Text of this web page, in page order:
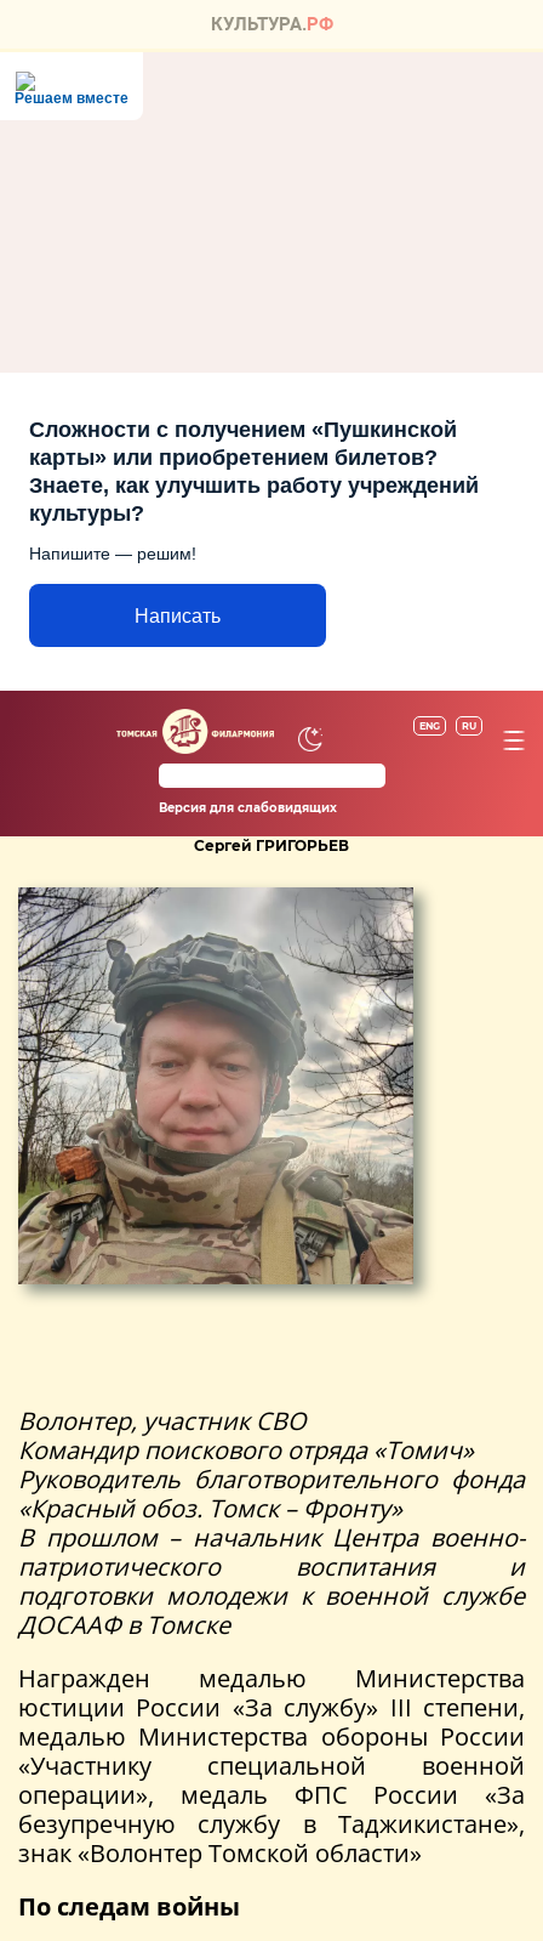
Решаем вместе
Сложности с получением «Пушкинской
карты» или приобретением билетов?
Знаете, как улучшить работу учреждений
культуры?
Напишите — решим!
Написать
ENG RU
Версия для слабовидящих
Сергей ГРИГОРЬЕВ
Волонтер, участник СВО
Командир поискового отряда «Томич»
Руководитель благотворительного фонда
«Красный обоз. Томск – Фронту»
В прошлом – начальник Центра военно-
патриотического воспитания и
подготовки молодежи к военной службе
ДОСААФ в Томске
Награжден медалью Министерства
юстиции России «За службу» III степени,
медалью Министерства обороны России
«Участнику специальной военной
операции», медаль ФПС России «За
безупречную службу в Таджикистане»,
знак «Волонтер Томской области»
По следам войны